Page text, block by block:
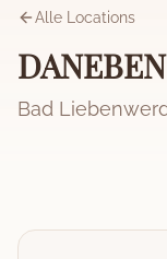
Alle Locations
DANEBEN
Bad